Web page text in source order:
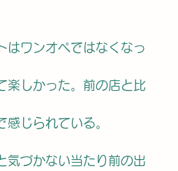
はワンオペではなくなっ
楽しかった。前の店と比
じられている。
気づかない当たり前の出